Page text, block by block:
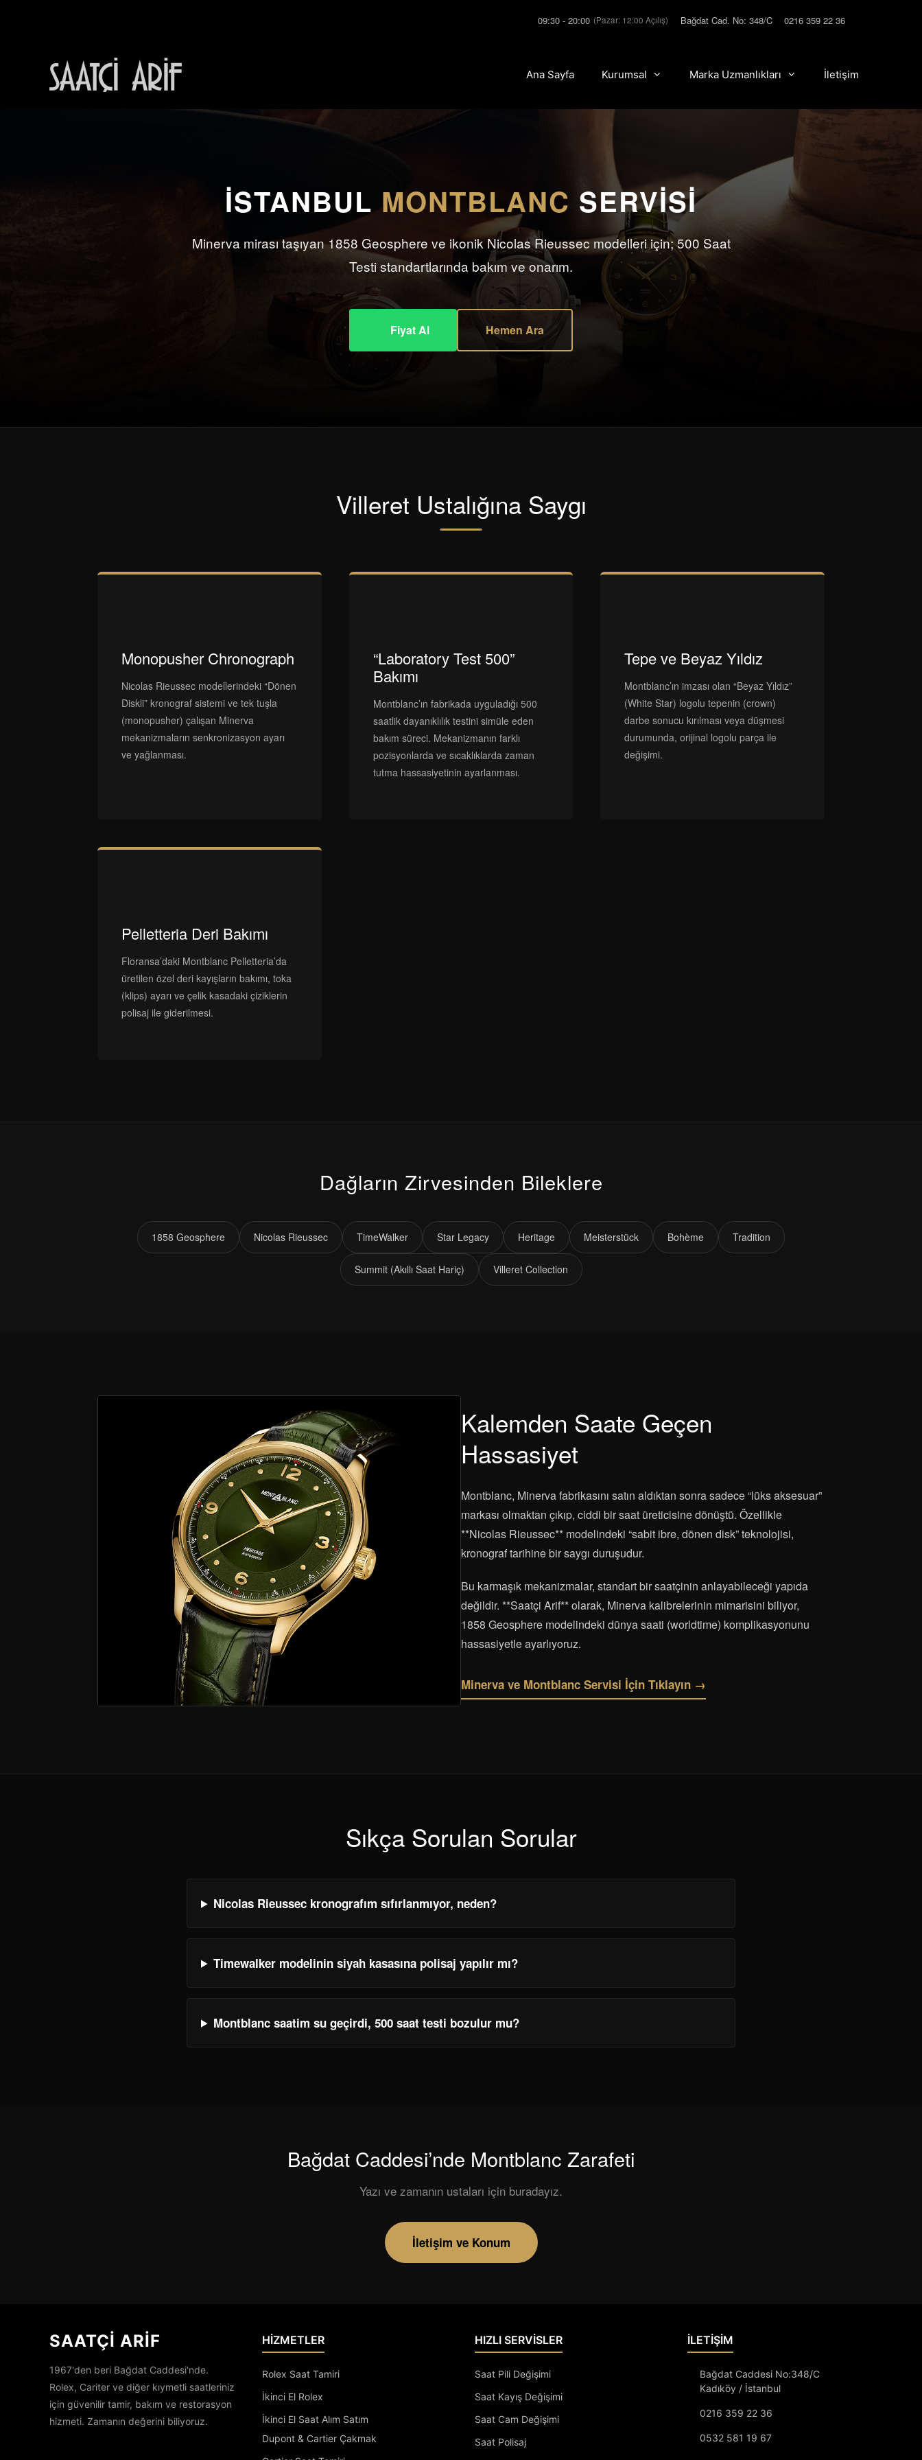
09:30 - 20:00 (Pazar: 12:00 Açılış) Bağdat Cad. No: 348/C 0216 359 22 36
Ana Sayfa Kurumsal Marka Uzmanlıkları İletişim
İSTANBULMONTBLANC SERVISI
Minerva mirası taşıyan 1858 Geosphere ve ikonik Nicolas Rieussec modelleri için; 500 Saat
Testi standartlarında bakım ve onarım.
Fiyat Al Hemen Ara
Villeret Ustalığına Saygı
Monopusher Chronograph
Nicolas Rieussec modellerindeki “Dönen
Diskli” kronograf sistemi ve tek tuşla
(monopusher) çalışan Minerva
mekanizmaların senkronizasyon ayarı
ve yağlanması.
“Laboratory Test 500”
Bakımı
Montblanc’ın fabrikada uyguladığı 500
saatlik dayanıklılık testini simüle eden
bakım süreci. Mekanizmanın farklı
pozisyonlarda ve sıcaklıklarda zaman
tutma hassasiyetinin ayarlanması.
Tepe ve Beyaz Yıldız
Montblanc’ın imzası olan “Beyaz Yıldız”
(White Star) logolu tepenin (crown)
darbe sonucu kırılması veya düşmesi
durumunda, orijinal logolu parça ile
değişimi.
Pelletteria Deri Bakımı
Floransa’daki Montblanc Pelletteria’da
üretilen özel deri kayışların bakımı, toka
(klips) ayarı ve çelik kasadaki çiziklerin
polisaj ile giderilmesi.
Dağların Zirvesinden Bileklere
1858 Geosphere Nicolas Rieussec TimeWalker Star Legacy Heritage Meisterstück Bohème Tradition
Summit (Akıllı Saat Hariç) Villeret Collection
Kalemden Saate Geçen
Hassasiyet
Montblanc, Minerva fabrikasını satın aldıktan sonra sadece “lüks aksesuar”
markası olmaktan çıkıp, ciddi bir saat üreticisine dönüştü. Özellikle
**Nicolas Rieussec** modelindeki “sabit ibre, dönen disk” teknolojisi,
kronograf tarihine bir saygı duruşudur.
Bu karmaşık mekanizmalar, standart bir saatçinin anlayabileceği yapıda
değildir. **Saatçi Arif** olarak, Minerva kalibrelerinin mimarisini biliyor,
1858 Geosphere modelindeki dünya saati (worldtime) komplikasyonunu
hassasiyetle ayarlıyoruz.
Minerva ve Montblanc Servisi İçin Tıklayın →
Sıkça Sorulan Sorular
Nicolas Rieussec kronografım sıfırlanmıyor, neden?
Timewalker modelinin siyah kasasına polisaj yapılır mı?
Montblanc saatim su geçirdi, 500 saat testi bozulur mu?
Bağdat Caddesi’nde Montblanc Zarafeti
Yazı ve zamanın ustaları için buradayız.
İletişim ve Konum
SAATÇİ ARİF
1967'den beri Bağdat Caddesi'nde.
Rolex, Cariter ve diğer kıymetli saatleriniz
için güvenilir tamir, bakım ve restorasyon
hizmeti. Zamanın değerini biliyoruz.
HİZMETLER
Rolex Saat Tamiri
İkinci El Rolex
İkinci El Saat Alım Satım
Dupont & Cartier Çakmak
HIZLI SERVİSLER
Saat Pili Değişimi
Saat Kayış Değişimi
Saat Cam Değişimi
Saat Polisaj
İLETİŞİM
Bağdat Caddesi No:348/C
Kadıköy / İstanbul
0216 359 22 36
0532 581 19 67